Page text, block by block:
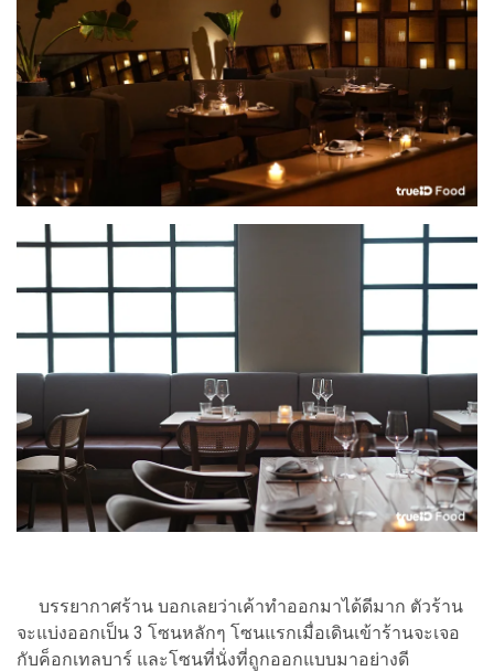
บรรยากาศร้าน บอกเลยว่าเค้าทำออกมาได้ดีมาก ตัวร้าน
จะแบ่งออกเป็น 3 โซนหลักๆ โซนแรกเมื่อเดินเข้าร้านจะเจอ
กับค็อกเทลบาร์ และโซนที่นั่งที่ถูกออกแบบมาอย่างดี